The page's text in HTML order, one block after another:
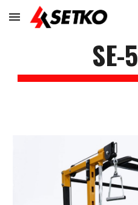
Skip to main content
SE-5